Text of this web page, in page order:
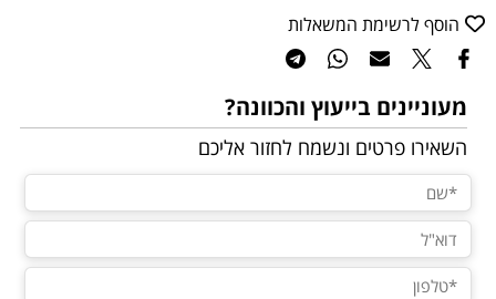
הוסף לרשימת המשאלות
מעוניינים בייעוץ והכוונה?
השאירו פרטים ונשמח לחזור אליכם